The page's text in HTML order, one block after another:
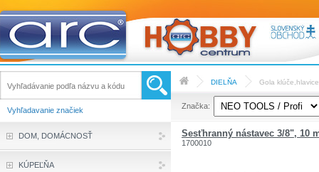
DIELŇA Gola
Značka:
Šesťhranný nástavec 3/8", 10
1700010
Vyhľadavanie značiek
DOM, DOMÁCNOSŤ
KÚPEĽŇA